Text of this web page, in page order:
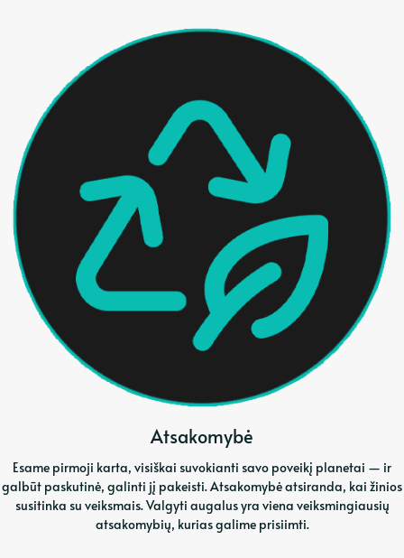
Atsakomybė
Esame pirmoji karta, visiškai suvokianti savo poveikį planetai — ir
galbūt paskutinė, galinti jį pakeisti. Atsakomybė atsiranda, kai žinios
susitinka su veiksmais. Valgyti augalus yra viena veiksmingiausių
atsakomybių, kurias galime prisiimti.